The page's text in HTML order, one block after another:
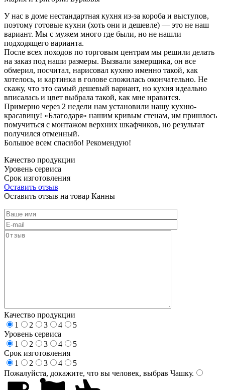
У нас в доме нестандартная кухня из-за короба и выступов,
поэтому готовые кухни (хоть они и дешевле) — это не наш
вариант. Мы с мужем много где были, но не нашли
подходящего варианта.
После всех походов по торговым центрам мы решили делать
на заказ под наши размеры. Вызвали замерщика, он все
обмерил, посчитал, нарисовал кухню именно такой, как
хотелось, и картинка в голове сложилась окончательно. Не
скажу, что это самый дешевый вариант, но кухня идеально
вписалась и цвет выбрала такой, как мне нравится.
Примерно через 2 недели нам установили нашу кухню-
красавицу! «Благодаря» нашим кривым стенам, им пришлось
помучиться с монтажом верхних шкафчиков, но результат
получился отменный.
Большое всем спасибо! Рекомендую!
Качество продукции
Уровень сервиса
Срок изготовления
Оставить отзыв
Оставить отзыв на товар Канны
Качество продукции
1
2 3 4
5
Уровень сервиса
1
2 3 4
5
Срок изготовления
1
2 3 4
5
Пожалуйста, докажите, что вы человек, выбрав Чашку.